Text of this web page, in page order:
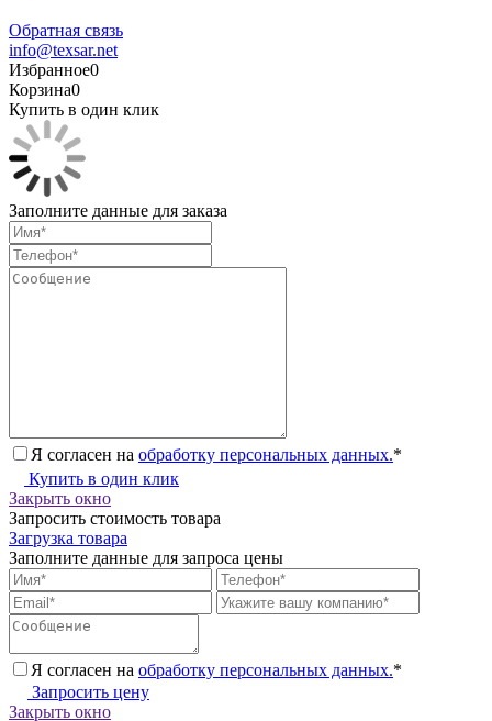
Обратная связь
info@texsar.net
Избранное0
Корзина0
Купить в один клик
Заполните данные для заказа
Я согласен на обработку персональных данных.*
Купить в один клик
Закрыть окно
Запросить стоимость товара
Загрузка товара
Заполните данные для запроса цены
Я согласен на обработку персональных данных.*
Запросить цену
Закрыть окно